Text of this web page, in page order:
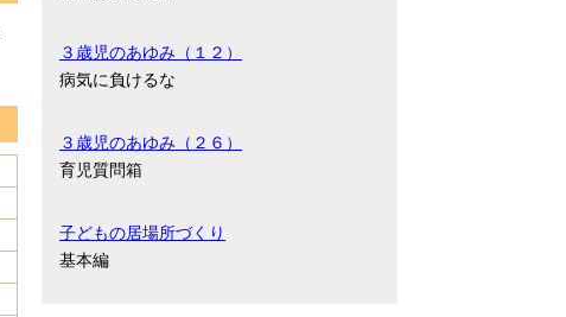
３歳児のあゆみ（１２）
病気に負けるな
３歳児のあゆみ（２６）
育児質問箱
子どもの居場所づくり
基本編